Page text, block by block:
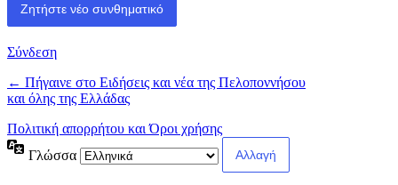
Σύνδεση
← Πήγαινε στο Ειδήσεις και νέα της Πελοποννήσου
και όλης της Ελλάδας
Πολιτική απορρήτου και Όροι χρήσης
Γλώσσα